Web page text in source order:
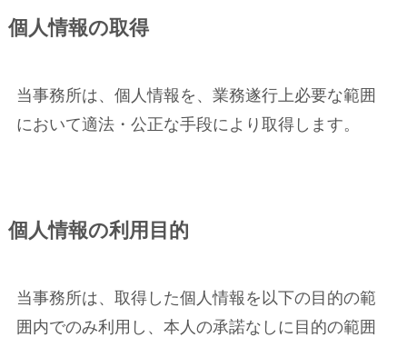
個人情報の取得
当事務所は、個人情報を、業務遂行上必要な範囲
において適法・公正な手段により取得します。
個人情報の利用目的
当事務所は、取得した個人情報を以下の目的の範
囲内でのみ利用し、本人の承諾なしに目的の範囲